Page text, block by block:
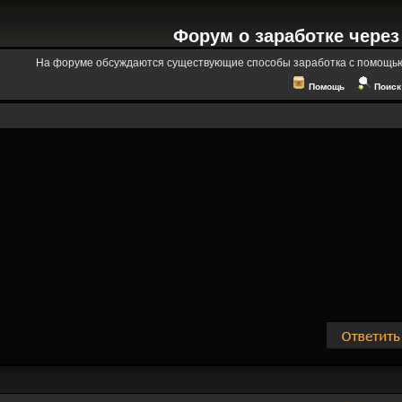
Форум о заработке
На форуме обсуждаются существующие способы заработка с
Помощь Поиск